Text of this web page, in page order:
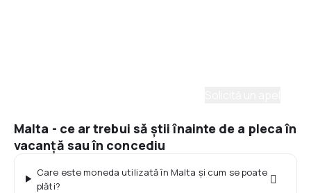
Malta - ce ar trebui să știi înainte de a pleca în
vacanță sau în concediu
Care este moneda utilizată în Malta și cum se poate
plăti?